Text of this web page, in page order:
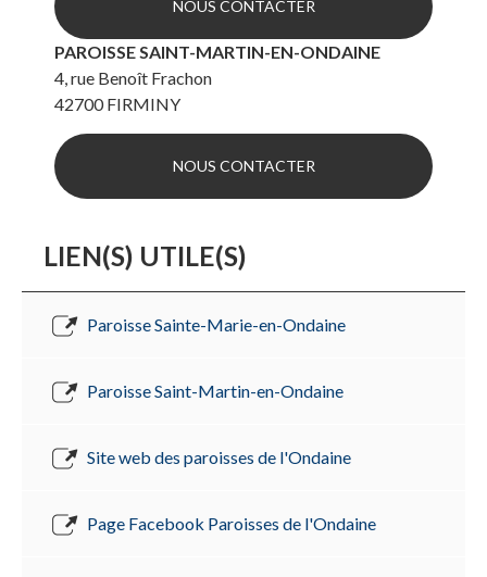
NOUS CONTACTER
PAROISSE SAINT-MARTIN-EN-ONDAINE
4, rue Benoît Frachon
42700 FIRMINY
NOUS CONTACTER
LIEN(S) UTILE(S)
Paroisse Sainte-Marie-en-Ondaine
Paroisse Saint-Martin-en-Ondaine
Site web des paroisses de l'Ondaine
Page Facebook Paroisses de l'Ondaine